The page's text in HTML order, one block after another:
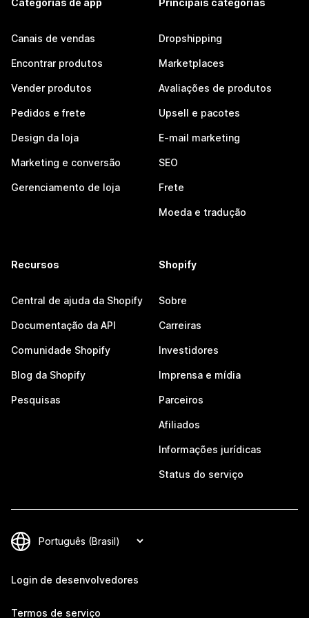
Categorias de app
Canais de vendas
Encontrar produtos
Vender produtos
Pedidos e frete
Design da loja
Marketing e conversão
Gerenciamento de loja
Principais categorias
Dropshipping
Marketplaces
Avaliações de produtos
Upsell e pacotes
E-mail marketing
SEO
Frete
Moeda e tradução
Recursos
Central de ajuda da Shopify
Documentação da API
Comunidade Shopify
Blog da Shopify
Pesquisas
Shopify
Sobre
Carreiras
Investidores
Imprensa e mídia
Parceiros
Afiliados
Informações jurídicas
Status do serviço
Login de desenvolvedores
Termos de serviço